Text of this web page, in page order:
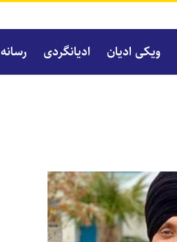
ویکی ادیان ادیانگردی رسانه